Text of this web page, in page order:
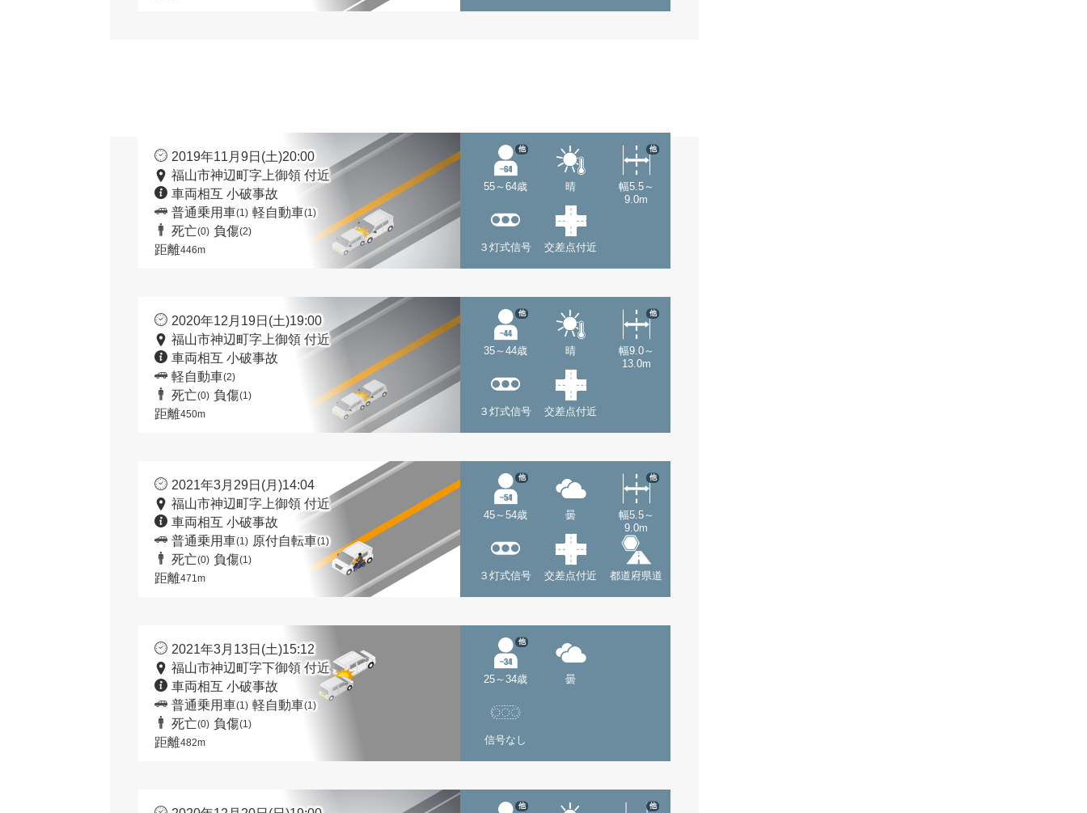
2019年11月9日(土)20:00
福山市神辺町字上御領 付近
車両相互 小破事故
普通乗用車(1) 軽自動車(1)
死亡(0) 負傷(2)
距離446m
55～64歳
他
晴
幅5.5～
9.0m
他
３灯式信号 交差点付近
2020年12月19日(土)19:00
福山市神辺町字上御領 付近
車両相互 小破事故
軽自動車(2)
死亡(0) 負傷(1)
距離450m
35～44歳
他
晴
幅9.0～
13.0m
他
３灯式信号 交差点付近
2021年3月29日(月)14:04
福山市神辺町字上御領 付近
車両相互 小破事故
普通乗用車(1) 原付自転車(1)
死亡(0) 負傷(1)
距離471m
45～54歳
他
曇
幅5.5～
9.0m
他
３灯式信号 交差点付近 都道府県道
2021年3月13日(土)15:12
福山市神辺町字下御領 付近
車両相互 小破事故
普通乗用車(1) 軽自動車(1)
死亡(0) 負傷(1)
距離482m
25～34歳
他
曇
信号なし
他 他